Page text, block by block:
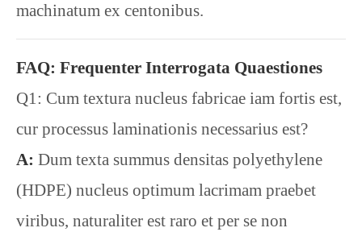
machinatum ex centonibus.
FAQ: Frequenter Interrogata Quaestiones
Q1: Cum textura nucleus fabricae iam fortis est,
cur processus laminationis necessarius est?
A: Dum texta summus densitas polyethylene
(HDPE) nucleus optimum lacrimam praebet
viribus, naturaliter est raro et per se non